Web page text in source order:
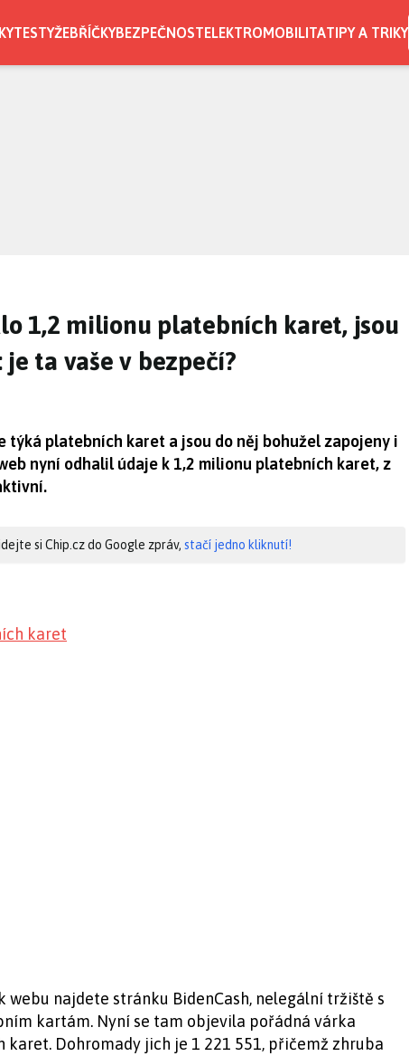
TESTYŽEBŘÍČKYBEZPEČNOSTELEKTROMOBILITATIPY A TRIKY
1,2 milionu platebních karet, jsou
ta vaše v bezpečí?
týká platebních karet a jsou do něj bohužel zapojeny i
nyní odhalil údaje k 1,2 milionu platebních karet, z
si Chip.cz do Google zpráv, stačí jedno kliknutí!
karet
webu najdete stránku BidenCash, nelegální tržiště s
kartám. Nyní se tam objevila pořádná várka
Dohromady jich je 1 221 551, přičemž zhruba